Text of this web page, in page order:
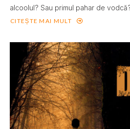
alcoolul? Sau primul pahar de
CITEȘTE MAI MULT